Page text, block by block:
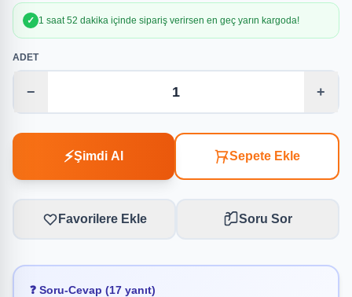
✓ 1 saat 52 dakika içinde sipariş verirsen en geç yarın kargoda!
ADET
− +
⚡Şimdi Al Sepete Ekle
Favorilere Ekle Soru Sor
❓ Soru-Cevap (17 yanıt)